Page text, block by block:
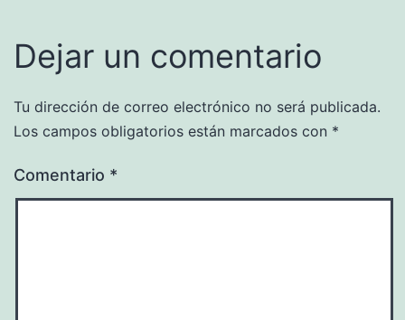
Dejar un comentario
Tu dirección de correo electrónico no será publicada.
Los campos obligatorios están marcados con *
Comentario *